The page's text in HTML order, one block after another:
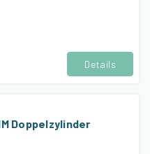
Details
Doppelzylinder